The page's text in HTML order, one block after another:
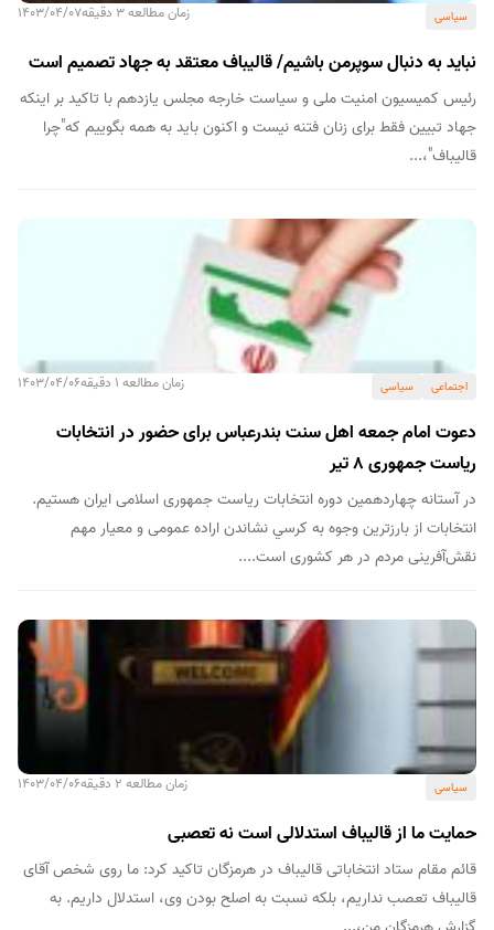
سیاسی زمان مطالعه 3 دقیقه 1403/04/07
نباید به دنبال سوپرمن باشیم/ قالیباف معتقد به جهاد تصمیم است
رئیس کمیسیون امنیت ملی و سیاست خارجه مجلس یازدهم با تاکید بر اینکه
جهاد تبیین فقط برای زنان فتنه نیست و اکنون باید به همه بگوییم که"چرا
قالیباف"،...
اجتماعی سیاسی زمان مطالعه 1 دقیقه 1403/04/06
دعوت امام جمعه اهل سنت بندرعباس برای حضور در انتخابات
ریاست جمهوری ۸ تیر
در آستانه چهاردهمین دوره انتخابات ریاست جمهوری اسلامی ایران هستیم.
انتخابات از بارزترین وجوه به کرسي نشاندن اراده عمومی و معیار مهم
نقش‌آفرینی مردم در هر کشوری است....
سیاسی زمان مطالعه 2 دقیقه 1403/04/06
حمایت ما از قالیباف استدلالی است نه تعصبی
قائم‌ مقام ستاد انتخاباتی قالیباف در هرمزگان تاکید کرد: ما روی شخص آقای
قالیباف تعصب نداریم، بلکه نسبت به اصلح بودن وی، استدلال‌ داریم. به